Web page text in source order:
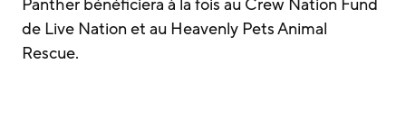
Panther bénéficiera à la fois au Crew Nation Fund
de Live Nation et au Heavenly Pets Animal
Rescue.